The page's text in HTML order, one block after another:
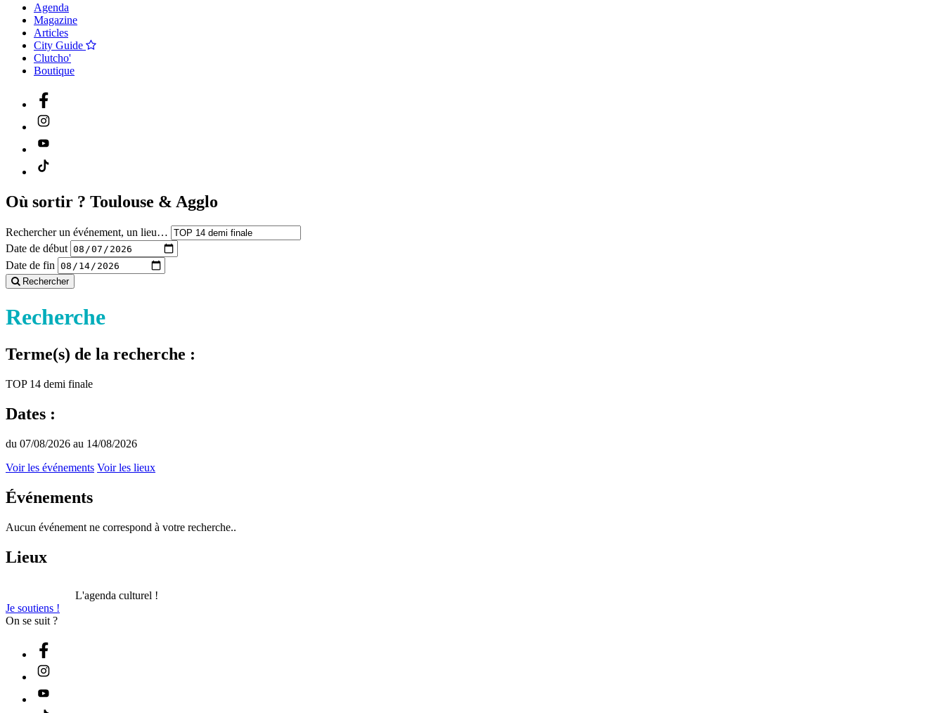
Agenda
Magazine
Articles
City Guide
Clutcho'
Boutique
Où sortir ? Toulouse & Agglo
Rechercher un événement, un lieu…
Date de début
Date de fin
Rechercher
Recherche
Terme(s) de la recherche :
TOP 14 demi finale
Dates :
du 07/08/2026 au 14/08/2026
Voir les événements Voir les lieux
Événements
Aucun événement ne correspond à votre recherche..
Lieux
L'agenda culturel !
Je soutiens !
On se suit ?